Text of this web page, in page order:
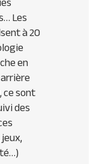
Les
à 20
en
ce sont
des